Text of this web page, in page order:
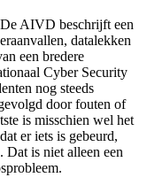
AIVD beschrijft een
datalekken
een bredere
Cyber Security
nog steeds
door fouten of
is misschien wel het
er iets is gebeurd,
Dat is niet alleen een